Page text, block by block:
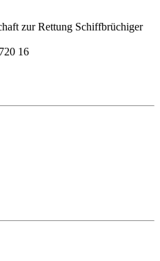
zur Rettung Schiffbrüchiger
16